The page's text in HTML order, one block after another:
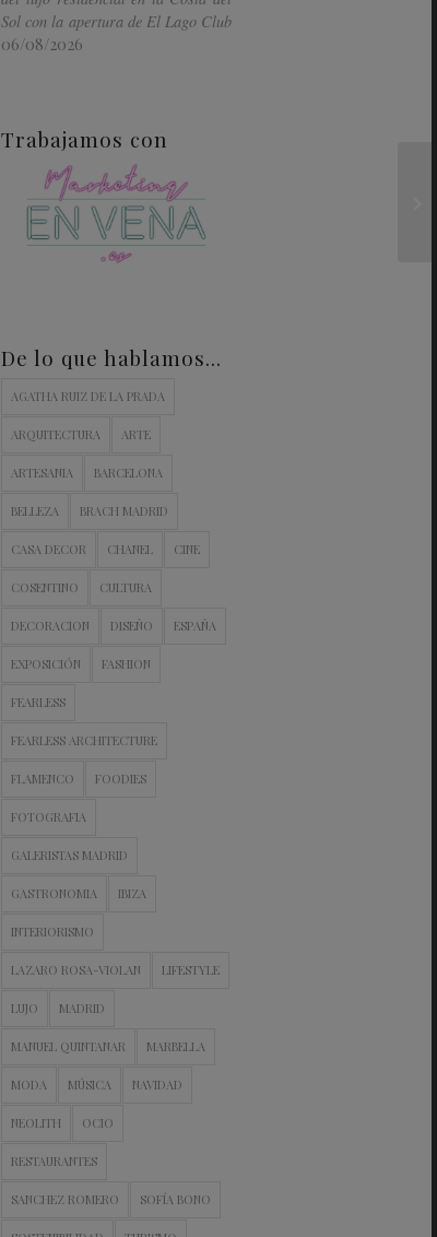
Sol con la apertura de El Lago Club
06/08/2026
Trabajamos con
De lo que hablamos…
AGATHA RUIZ DE LA PRADA
ARQUITECTURA ARTE
ARTESANIA BARCELONA
BELLEZA BRACH MADRID
CASA DECOR CHANEL CINE
COSENTINO CULTURA
DECORACION DISEÑO ESPAÑA
EXPOSICIÓN FASHION
FEARLESS
FEARLESS ARCHITECTURE
FLAMENCO FOODIES
FOTOGRAFIA
GALERISTAS MADRID
GASTRONOMIA IBIZA
INTERIORISMO
LAZARO ROSA-VIOLAN LIFESTYLE
LUJO MADRID
MANUEL QUINTANAR MARBELLA
MODA MÚSICA NAVIDAD
NEOLITH OCIO
RESTAURANTES
SANCHEZ ROMERO SOFÍA BONO